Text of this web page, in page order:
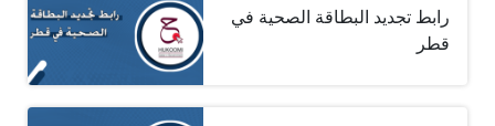
رابط تجديد البطاقة الصحية في
قطر